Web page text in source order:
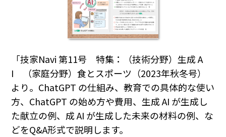
「技家Navi 第11号 特集：（技術分野）生成 A
I （家庭分野）食とスポーツ（2023年秋冬号）
より。ChatGPT の仕組み、教育での具体的な使い
方、ChatGPT の始め方や費用、生成 AI が生成し
た献立の例、成 AI が生成した未来の材料の例、な
どをQ&A形式で説明します。